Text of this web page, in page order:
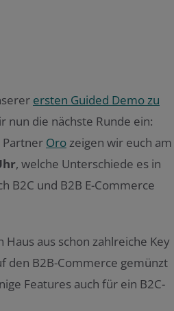
ersten Guided Demo zu
nun die nächste Runde ein:
Orozeigen wir euch am
, welche Unterschiede es in
B2C und B2B E-Commerce
Haus aus schon zahlreiche Key
den B2B-Commerce gemünzt
Features auch für ein B2C-